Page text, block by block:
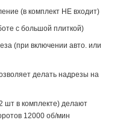
(в комплект НЕ входит)
с большой плиткой)
(при включении авто. или
делать надрезы на
шт в комплекте) делают
12000 об/мин